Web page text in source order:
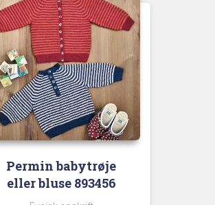
Permin babytrøje
eller bluse 893456